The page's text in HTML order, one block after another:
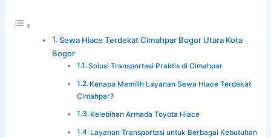
Sewa Hiace Terdekat Cimahpar Bogor Utara Kota
Bogor
Solusi Transportasi Praktis di Cimahpar
Kenapa Memilih Layanan Sewa Hiace Terdekat
Cimahpar?
Kelebihan Armada Toyota Hiace
Layanan Transportasi untuk Berbagai Kebutuhan